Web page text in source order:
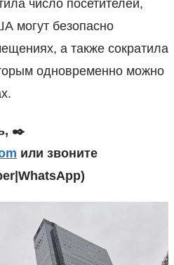
число посетителей,
могут безопасно
а также сократила
одновременно можно
✒️
или звоните